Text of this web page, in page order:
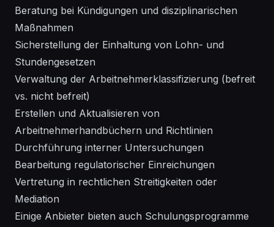
Beratung bei Kündigungen und disziplinarischen
Maßnahmen
Sicherstellung der Einhaltung von Lohn- und
Stundengesetzen
Verwaltung der Arbeitnehmerklassifizierung (befreit
vs. nicht befreit)
Erstellen und Aktualisieren von
Arbeitnehmerhandbüchern und Richtlinien
Durchführung interner Untersuchungen
Bearbeitung regulatorischer Einreichungen
Vertretung in rechtlichen Streitigkeiten oder
Mediation
Einige Anbieter bieten auch Schulungsprogramme